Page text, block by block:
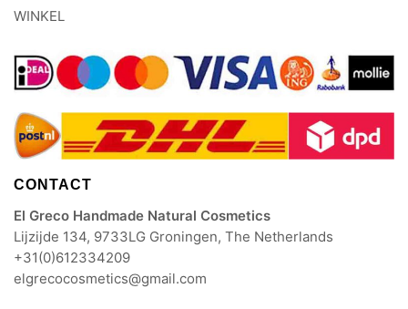
WINKEL
CONTACT
El Greco Handmade Natural Cosmetics
Lijzijde 134, 9733LG Groningen, The Netherlands
+31(0)612334209
elgrecocosmetics@gmail.com